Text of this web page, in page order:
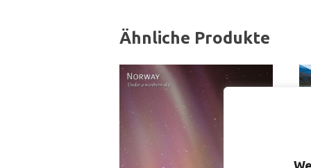
Ähnliche Produkte